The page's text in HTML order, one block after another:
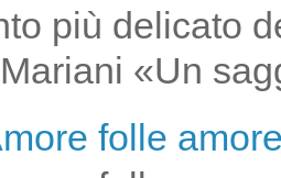
più delicato
«Un
folle